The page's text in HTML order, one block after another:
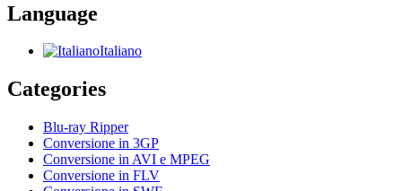
Language
Italiano
Categories
Blu-ray Ripper
Conversione in 3GP
Conversione in AVI e MPEG
Conversione in FLV